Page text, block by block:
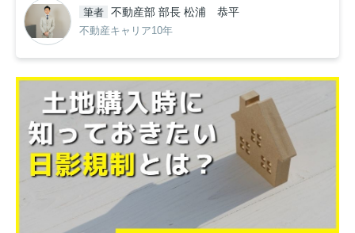
筆者 不動産部 部長 松浦 恭平
不動産キャリア10年